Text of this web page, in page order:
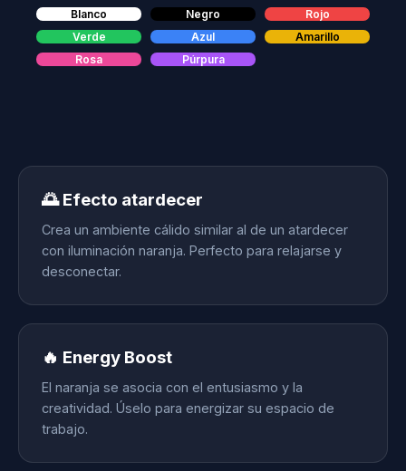
Blanco Negro
Rojo
Verde
Azul
Amarillo
Rosa
Púrpura
🌅 Efecto atardecer
Crea un ambiente cálido similar al de un atardecer
con iluminación naranja. Perfecto para relajarse y
desconectar.
🔥 Energy Boost
El naranja se asocia con el entusiasmo y la
creatividad. Úselo para energizar su espacio de
trabajo.